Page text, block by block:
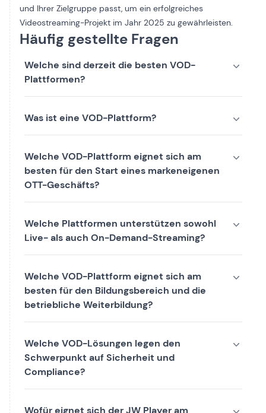
und Ihrer Zielgruppe passt, um ein erfolgreiches
Videostreaming-Projekt im Jahr 2025 zu gewährleisten.
Häufig gestellte Fragen
Welche sind derzeit die besten VOD-
Plattformen?
Was ist eine VOD-Plattform?
Welche VOD-Plattform eignet sich am
besten für den Start eines markeneigenen
OTT-Geschäfts?
Welche Plattformen unterstützen sowohl
Live- als auch On-Demand-Streaming?
Welche VOD-Plattform eignet sich am
besten für den Bildungsbereich und die
betriebliche Weiterbildung?
Welche VOD-Lösungen legen den
Schwerpunkt auf Sicherheit und
Compliance?
Wofür eignet sich der JW Player am